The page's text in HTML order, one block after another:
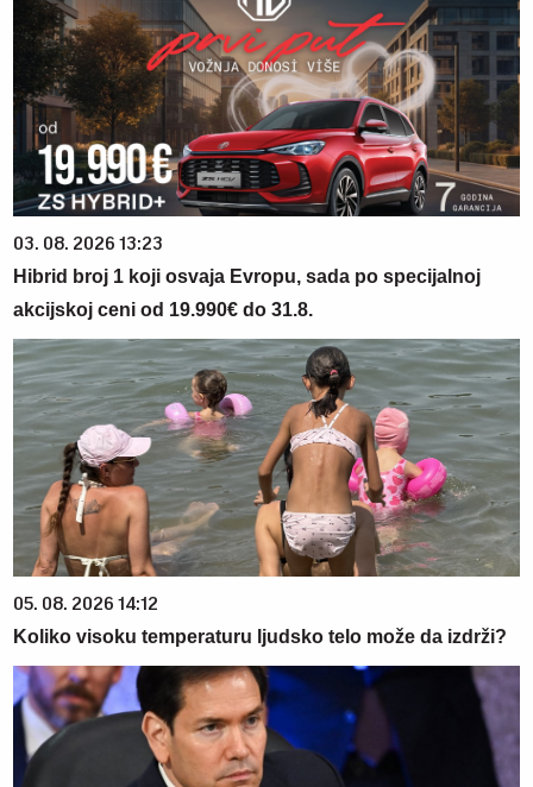
03. 08. 2026 13:23
Hibrid broj 1 koji osvaja Evropu, sada po specijalnoj
akcijskoj ceni od 19.990€ do 31.8.
05. 08. 2026 14:12
Koliko visoku temperaturu ljudsko telo može da izdrži?